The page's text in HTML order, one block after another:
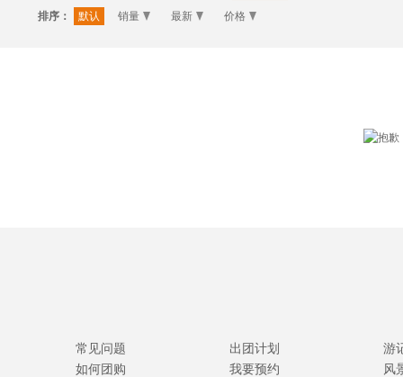
排序：
默认 销量 最新 价格
常见问题
如何团购
出团计划
我要预约
游
风